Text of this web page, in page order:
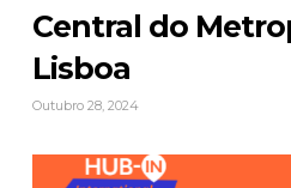
Central do
Lisboa
Outubro 28, 2024